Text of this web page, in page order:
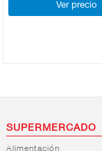
Ver precio
SUPERMERCADO
Alimentación